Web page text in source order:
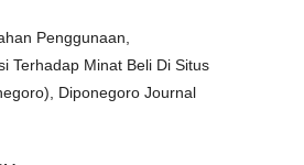
Penggunaan,
Terhadap Minat Beli Di Situs
Diponegoro Journal